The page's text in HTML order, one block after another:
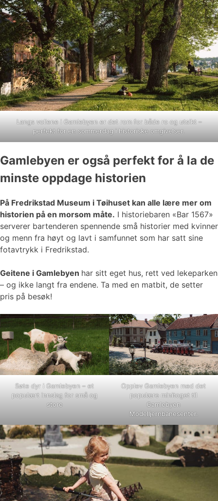
Langs vollene i Gamlebyen er det rom for både ro og utsikt –
perfekt for en sommerdag i historiske omgivelser.
Gamlebyen er også perfekt for å la de
minste oppdage historien
På Fredrikstad Museum i Tøihuset kan alle lære mer om
historien på en morsom måte. I historiebaren «Bar 1567»
serverer bartenderen spennende små historier med kvinner
og menn fra høyt og lavt i samfunnet som har satt sine
fotavtrykk i Fredrikstad.
Geitene i Gamlebyen har sitt eget hus, rett ved lekeparken
– og ikke langt fra endene. Ta med en matbit, de setter
pris på besøk!
Søte dyr i Gamlebyen – et
populært innslag for små og
store
Opplev Gamlebyen med det
populære minitoget til
Gamlebyen
Modelljernbanesenter.